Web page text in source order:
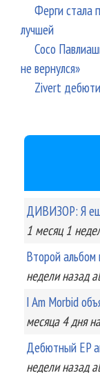
Ферги стала
лучшей
Сосо
не вернулся»
Zivert
ДИВИЗОР: Я
1 месяц 1
Второй альбом
неделиназад
I Am Morbid
месяца 4 дня
Дебютный EP
неделиназад